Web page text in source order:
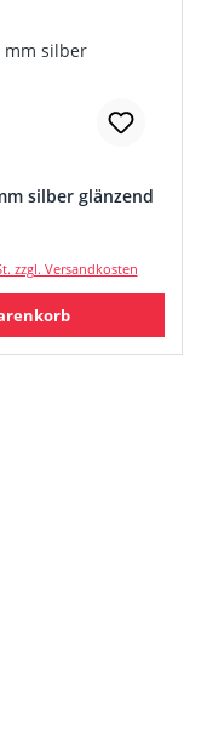
silber glänzend
zzgl. Versandkosten